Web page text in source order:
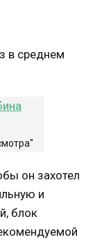
в среднем
он захотел
и
блок